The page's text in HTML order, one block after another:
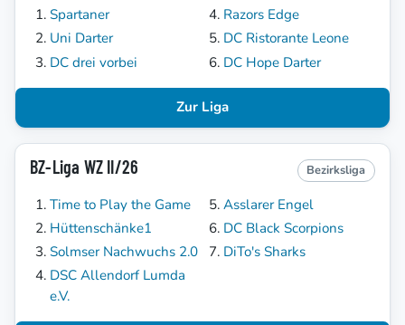
Spartaner
Uni Darter
DC drei vorbei
Razors Edge
DC Ristorante Leone
DC Hope Darter
Zur Liga
BZ-Liga WZ II/26 Bezirksliga
Time to Play the Game
Hüttenschänke1
Solmser Nachwuchs 2.0
DSC Allendorf Lumda
e.V.
Asslarer Engel
DC Black Scorpions
DiTo's Sharks